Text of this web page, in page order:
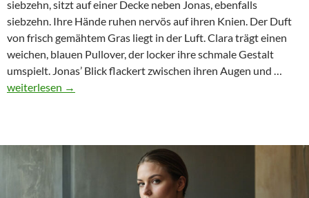
siebzehn, sitzt auf einer Decke neben Jonas, ebenfalls
siebzehn. Ihre Hände ruhen nervös auf ihren Knien. Der Duft
von frisch gemähtem Gras liegt in der Luft. Clara trägt einen
weichen, blauen Pullover, der locker ihre schmale Gestalt
umspielt. Jonas’ Blick flackert zwischen ihren Augen und …
weiterlesen →